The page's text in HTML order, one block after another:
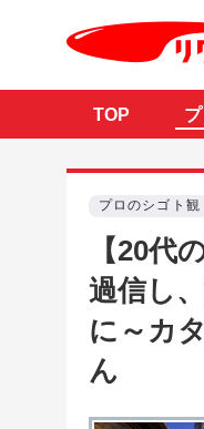
TOP
プロのシゴト観
【20代
過信し
に～カ
ん